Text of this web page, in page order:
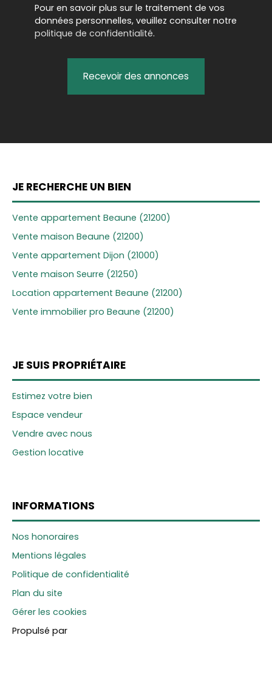
Pour en savoir plus sur le traitement de vos
données personnelles, veuillez consulter notre
politique de confidentialité.
Recevoir des annonces
JE RECHERCHE UN BIEN
Vente appartement Beaune (21200)
Vente maison Beaune (21200)
Vente appartement Dijon (21000)
Vente maison Seurre (21250)
Location appartement Beaune (21200)
Vente immobilier pro Beaune (21200)
JE SUIS PROPRIÉTAIRE
Estimez votre bien
Espace vendeur
Vendre avec nous
Gestion locative
INFORMATIONS
Nos honoraires
Mentions légales
Politique de confidentialité
Plan du site
Gérer les cookies
Propulsé par